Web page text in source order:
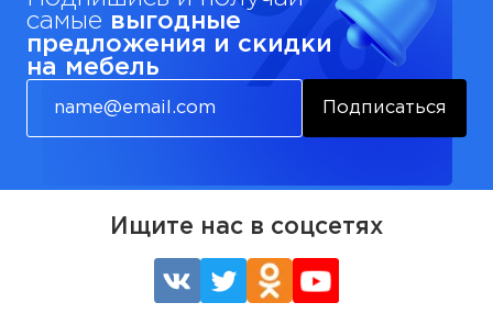
самые выгодные
предложения и скидки
на мебель
Подписаться
Ищите нас в соцсетях